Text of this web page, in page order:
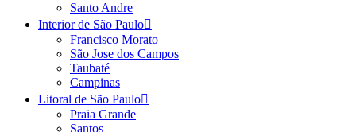
Santo Andre
Interior de São Paulo
Francisco Morato
São Jose dos Campos
Taubaté
Campinas
Litoral de São Paulo
Praia Grande
Santos